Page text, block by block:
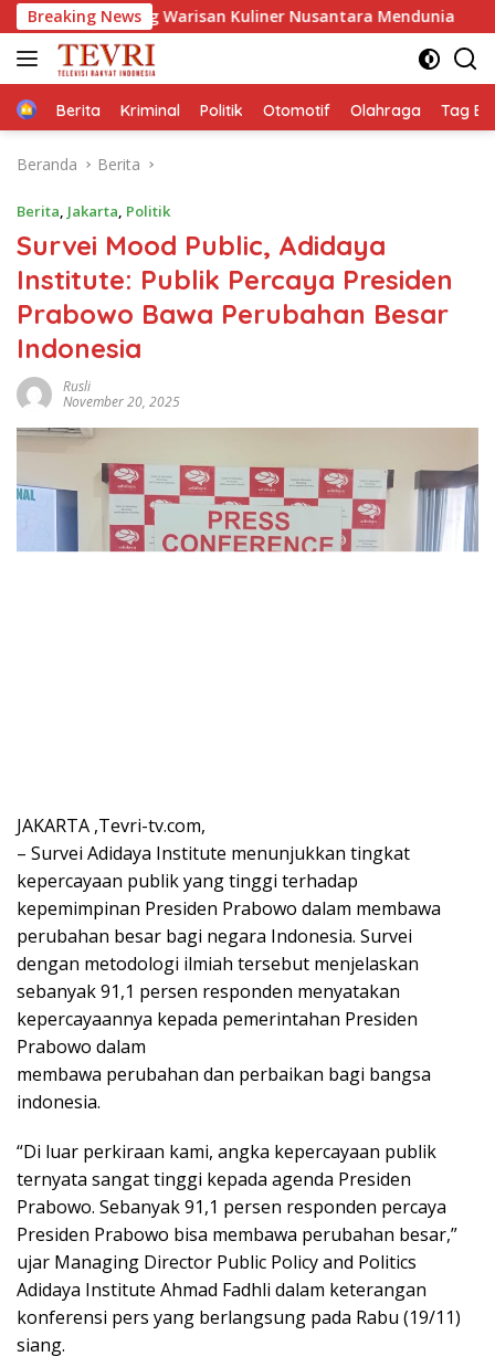
Langsung
ke
konten
Breaking News
Kuliner Nusantara Mendunia KONGRES
HomeBerita Kriminal Politik Otomotif Olahraga Tag
Beranda Berita
Berita, Jakarta, Politik
Survei Mood Public, Adidaya
Institute: Publik Percaya Presiden
Prabowo Bawa Perubahan Besar
Indonesia
Rusli
November 20, 2025
JAKARTA ,Tevri-tv.com,
– Survei Adidaya Institute menunjukkan tingkat
kepercayaan publik yang tinggi terhadap
kepemimpinan Presiden Prabowo dalam membawa
perubahan besar bagi negara Indonesia. Survei
dengan metodologi ilmiah tersebut menjelaskan
sebanyak 91,1 persen responden menyatakan
kepercayaannya kepada pemerintahan Presiden
Prabowo dalam
membawa perubahan dan perbaikan bagi bangsa
indonesia.
“Di luar perkiraan kami, angka kepercayaan publik
ternyata sangat tinggi kepada agenda Presiden
Prabowo. Sebanyak 91,1 persen responden percaya
Presiden Prabowo bisa membawa perubahan besar,”
ujar Managing Director Public Policy and Politics
Adidaya Institute Ahmad Fadhli dalam keterangan
konferensi pers yang berlangsung pada Rabu (19/11)
siang.